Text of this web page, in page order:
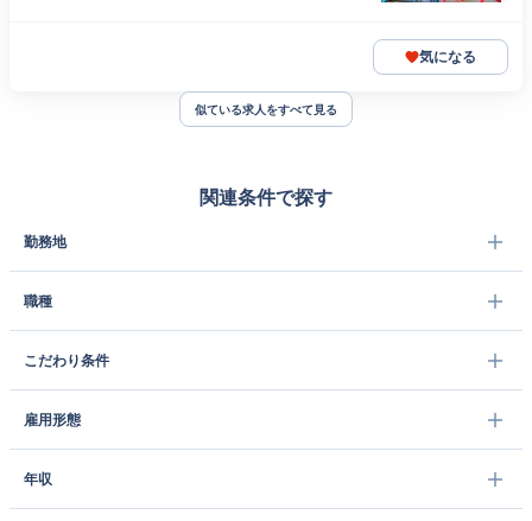
気になる
似ている求人をすべて見る
関連条件で探す
勤務地
職種
こだわり条件
雇用形態
年収